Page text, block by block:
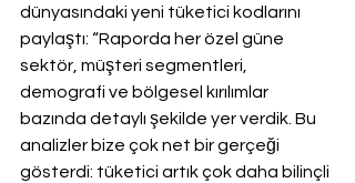
dünyasındaki yeni tüketici kodlarını
paylaştı: “Raporda her özel güne
sektör, müşteri segmentleri,
demografi ve bölgesel kırılımlar
bazında detaylı şekilde yer verdik. Bu
analizler bize çok net bir gerçeği
gösterdi: tüketici artık çok daha bilinçli